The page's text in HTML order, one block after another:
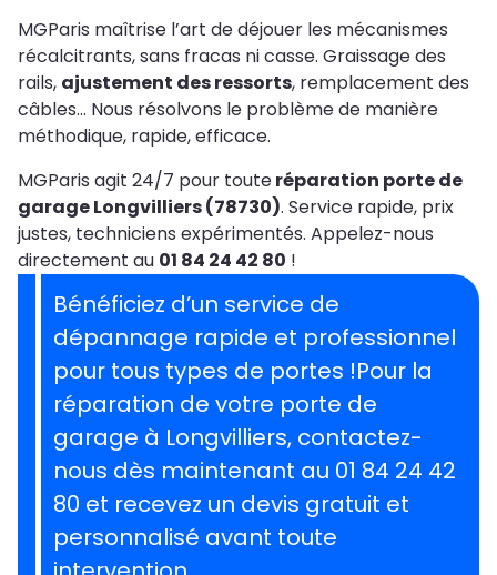
MGParis maîtrise l’art de déjouer les mécanismes
récalcitrants, sans fracas ni casse. Graissage des
rails, ajustement des ressorts, remplacement des
câbles… Nous résolvons le problème de manière
méthodique, rapide, efficace.
MGParis agit 24/7 pour touteréparation porte de
garage Longvilliers (78730). Service rapide, prix
justes, techniciens expérimentés. Appelez-nous
directement au 01 84 24 42 80 !
Bénéficiez d’un service de
dépannage rapide et professionnel
pour tous types de portes !Pour la
réparation de votre porte de
garage à Longvilliers, contactez-
nous dès maintenant au 01 84 24 42
80 et recevez un devis gratuit et
personnalisé avant toute